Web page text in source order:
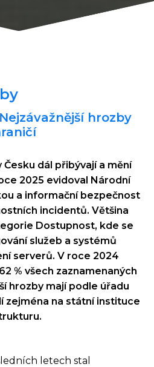
hrozby
dál přibývají a mění
2025 evidoval Národní
a informační bezpečnost
incidentů. Většina
Dostupnost, kde se
služeb a systémů
serverů. V roce 2024
% všech zaznamenaných
hrozby mají podle úřadu
zejména na státní instituce
letech stal